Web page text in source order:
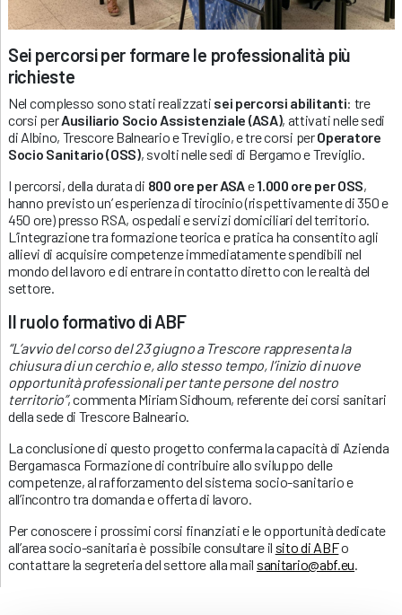
Sei percorsi per formare le professionalità più
richieste
Nel complesso sono stati realizzati sei percorsi abilitanti: tre
corsi perAusiliario Socio Assistenziale (ASA), attivati nelle sedi
di Albino, Trescore Balneario e Treviglio, e tre corsi perOperatore
Socio Sanitario (OSS), svolti nelle sedi di Bergamo e Treviglio.
I percorsi, della durata di 800 ore per ASAe1.000 ore per OSS,
hanno previsto un’ esperienza di tirocinio (rispettivamente di 350 e
450 ore) presso RSA, ospedali e servizi domiciliari del territorio.
L’integrazione tra formazione teorica e pratica ha consentito agli
allievi di acquisire competenze immediatamente spendibili nel
mondo del lavoro e di entrare in contatto diretto con le realtà del
settore.
Il ruolo formativo di ABF
“L’avvio del corso del 23 giugno a Trescore rappresenta la
chiusura di un cerchio e, allo stesso tempo, l’inizio di nuove
opportunità professionali per tante persone del nostro
territorio”, commenta Miriam Sidhoum, referente dei corsi sanitari
della sede di Trescore Balneario.
La conclusione di questo progetto conferma la capacità di Azienda
Bergamasca Formazione di contribuire allo sviluppo delle
competenze, al rafforzamento del sistema socio-sanitario e
all’incontro tra domanda e offerta di lavoro.
Per conoscere i prossimi corsi finanziati e le opportunità dedicate
all’area socio-sanitaria è possibile consultare il sito di ABFo
contattare la segreteria del settore alla mail sanitario@abf.eu.